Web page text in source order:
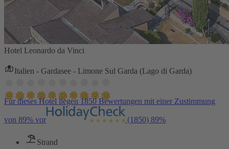
Hotel Leonardo da Vinci
Italien - Gardasee - Limone Sul Garda (Lago di Garda)
Für dieses Hotel liegen 1850 Bewertungen mit einer Zustimmung
von 89% vor (1850) 89%
Strand